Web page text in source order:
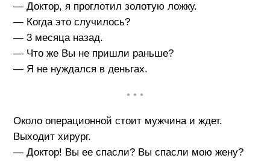
— Доктор, я проглотил золотую ложку.
— Когда это случилось?
— 3 месяца назад.
— Что же Вы не пришли раньше?
— Я не нуждался в деньгах.
• • •
Около операционной стоит мужчина и ждет.
Выходит хирург.
— Доктор! Вы ее спасли? Вы спасли мою жену?